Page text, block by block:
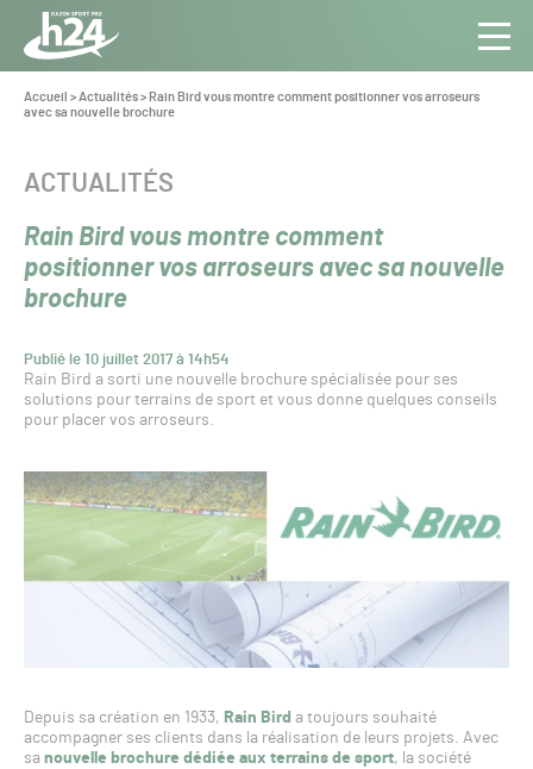
Panneau de gestion des cookies
Aller au contenu
Toute
l’info
du Gazon
Vous
êtes
Accueil >Actualités> Rain Bird vous montre comment positionner vos arroseurs
avec sa nouvelle brochure
Rain Bird vous montre comment
positionner vos arroseurs avec sa nouvelle
brochure
Publié le 10 juillet 2017 à 14h54
CATÉGORIE :
ACTUALITÉS
Rain Bird a sorti une nouvelle brochure spécialisée pour ses
solutions pour terrains de sport et vous donne quelques conseils
pour placer vos arroseurs.
Depuis sa création en 1933, Rain Bird a toujours souhaité
accompagner ses clients dans la réalisation de leurs projets. Avec
sa nouvelle brochure dédiée aux terrains de sport, la société